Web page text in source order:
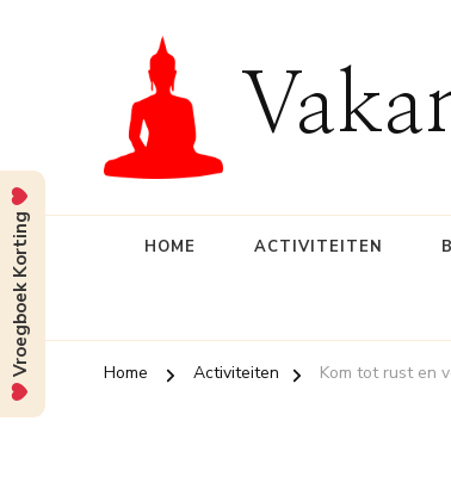
HOME ACTIVITEITEN
Home Activiteiten Kom tot rust en
Vroegboek Korting